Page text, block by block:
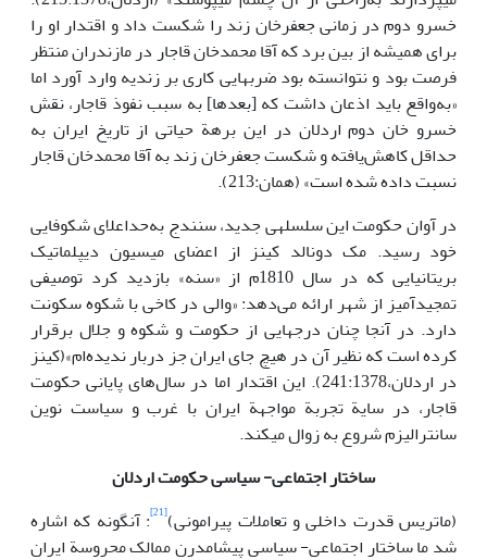
خسرو دوم در زمانی جعفرخان زند را شکست داد و اقتدار او را
برای همیشه از بین برد که آقا محمدخان قاجار در مازندران منتظر
فرصت بود و نتوانسته بود ضربه­ایی کاری بر زندیه وارد آورد اما
«به‌واقع باید اذعان داشت که [بعدها] به سبب نفوذ قاجار، نقش
خسرو خان دوم اردلان در این برهة حیاتی از تاریخ ایران به
حداقل کاهش‌یافته و شکست جعفرخان زند به آقا محمدخان قاجار
نسبت داده شده است» (همان:213).
در آوان حکومت این سلسله­ی جدید، سنندج به‌حداعلای شکوفایی
خود رسید. مک دونالد کینز از اعضای میسیون دیپلماتیک
بریتانیایی که در سال 1810م از «سنه» بازدید کرد توصیفی
تمجیدآمیز از شهر ارائه می‌دهد: «والی در کاخی با شکوه سکونت
دارد. در آن­جا چنان درجه­ایی از حکومت و شکوه و جلال برقرار
کرده است که نظیر آن در هیچ جای ایران جز دربار ندیده‌ام»(کینز
در اردلان،241:1378). این اقتدار اما در سال‌های پایانی حکومت
قاجار، در سایة تجربة مواجهة ایران با غرب و سیاست نوین
سانترالیزم شروع به زوال می­کند.
ساختار اجتماعی- سیاسی حکومت اردلان
(ماتریس قدرت داخلی و تعاملات پیرامونی)[21]
: آن­گونه که اشاره
شد ما ساختار اجتماعی- سیاسی پیشامدرن ممالک محروسة ایران